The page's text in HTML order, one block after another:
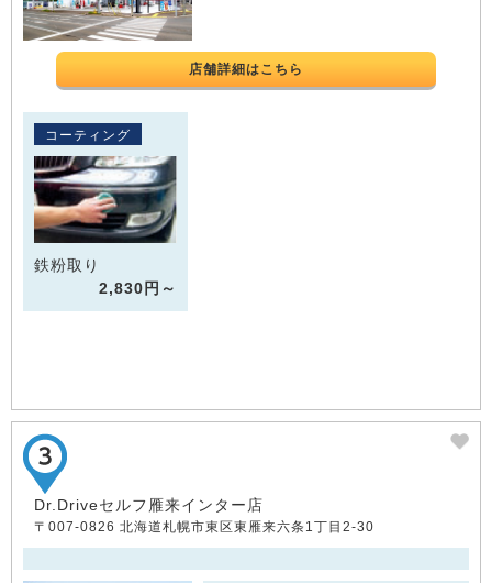
店舗詳細はこちら
コーティング
鉄粉取り
2,830円～
Dr.Driveセルフ雁来インター店
〒007-0826 北海道札幌市東区東雁来六条1丁目2-30